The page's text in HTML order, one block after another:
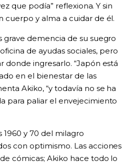
que podía” reflexiona. Y sin
cuerpo y alma a cuidar de él.
grave demencia de su suegro
de ayudas sociales, pero
donde ingresarlo. “Japón está
en el bienestar de las
Akiko, “y todavía no se ha
para paliar el envejecimiento
1960 y 70 del milagro
con optimismo. Las acciones
cómicas; Akiko hace todo lo